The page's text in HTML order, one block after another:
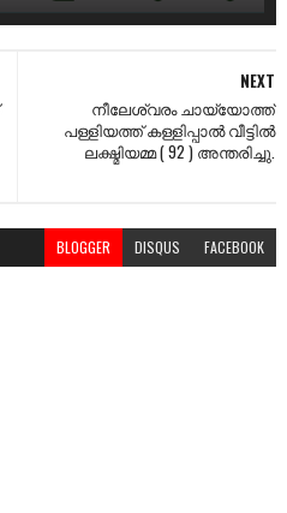
NEXT
നീലേശ്വരം ചായ്യോത്ത്
പള്ളിയത്ത് കള്ളിപ്പാൽ വീട്ടിൽ
ലക്ഷ്മിയമ്മ ( 92 ) അന്തരിച്ചു.
BLOGGER DISQUS FACEBOOK